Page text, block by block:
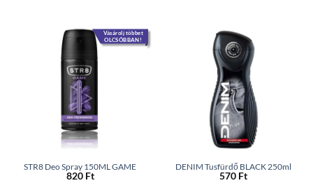
Vásárolj többet
OLCSÓBBAN!
STR8 Deo Spray 150ML GAME
820 Ft
DENIM Tusfürdő BLACK 250ml
570 Ft